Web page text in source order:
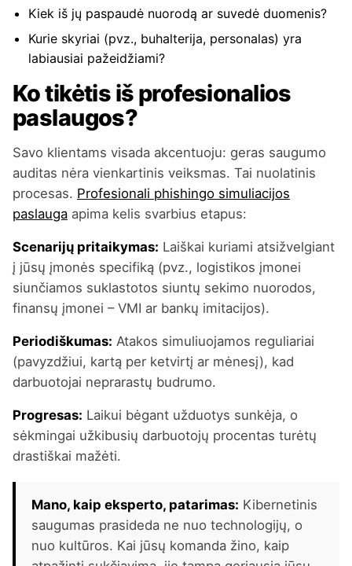
Kiek iš jų paspaudė nuorodą ar suvedė duomenis?
Kurie skyriai (pvz., buhalterija, personalas) yra
labiausiai pažeidžiami?
Ko tikėtis iš profesionalios
paslaugos?
Savo klientams visada akcentuoju: geras saugumo
auditas nėra vienkartinis veiksmas. Tai nuolatinis
procesas. Profesionali phishingo simuliacijos
paslauga apima kelis svarbius etapus:
Scenarijų pritaikymas: Laiškai kuriami atsižvelgiant
į jūsų įmonės specifiką (pvz., logistikos įmonei
siunčiamos suklastotos siuntų sekimo nuorodos,
finansų įmonei – VMI ar bankų imitacijos).
Periodiškumas: Atakos simuliuojamos reguliariai
(pavyzdžiui, kartą per ketvirtį ar mėnesį), kad
darbuotojai neprarastų budrumo.
Progresas: Laikui bėgant užduotys sunkėja, o
sėkmingai užkibusių darbuotojų procentas turėtų
drastiškai mažėti.
Mano, kaip eksperto, patarimas: Kibernetinis
saugumas prasideda ne nuo technologijų, o
nuo kultūros. Kai jūsų komanda žino, kaip